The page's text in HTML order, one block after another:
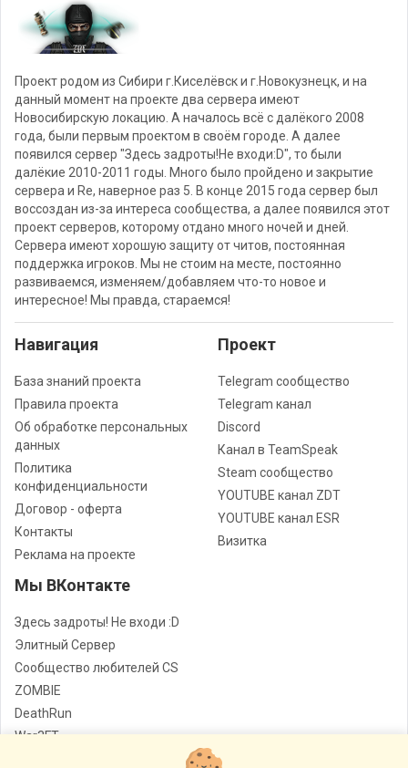
Проект родом из Сибири г.Киселёвск и г.Новокузнецк, и на
данный момент на проекте два сервера имеют
Новосибирскую локацию. А началось всё с далёкого 2008
года, были первым проектом в своём городе. А далее
появился сервер "Здесь задроты!Не входи:D", то были
далёкие 2010-2011 годы. Много было пройдено и закрытие
сервера и Re, наверное раз 5. В конце 2015 года сервер был
воссоздан из-за интереса сообщества, а далее появился этот
проект серверов, которому отдано много ночей и дней.
Сервера имеют хорошую защиту от читов, постоянная
поддержка игроков. Мы не стоим на месте, постоянно
развиваемся, изменяем/добавляем что-то новое и
интересное! Мы правда, стараемся!
Навигация
База знаний проекта
Правила проекта
Об обработке персональных
данных
Политика
конфиденциальности
Договор - оферта
Контакты
Реклама на проекте
Проект
Telegram сообщество
Telegram канал
Discord
Канал в TeamSpeak
Steam сообщество
YOUTUBE канал ZDT
YOUTUBE канал ESR
Визитка
Мы ВКонтакте
Здесь задроты! Не входи :D
Элитный Сервер
Сообщество любителей CS
ZOMBIE
DeathRun
War3FT